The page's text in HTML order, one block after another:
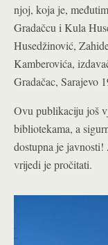
njoj, koja je,
Gradačcu i Kula
Husedžinović,
Kamberovića,
Gradačac, Sarajevo
Ovu publikaciju još
bibliotekama, a
dostupna je
vrijedi je pročitati.